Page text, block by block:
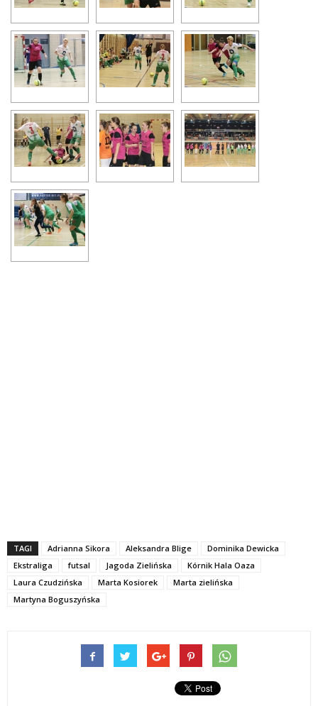
TAGI Adrianna Sikora Aleksandra Blige
Dominika Dewicka
Ekstraliga
futsal Jagoda Zielińska
Kórnik Hala Oaza
Laura Czudzińska
Marta Kosiorek
Marta zielińska
Martyna Boguszyńska